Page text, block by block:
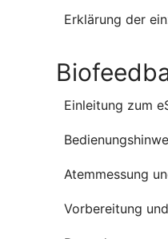
Erklärung der
Einleitung zum
Atemmessung
Vorbereitung